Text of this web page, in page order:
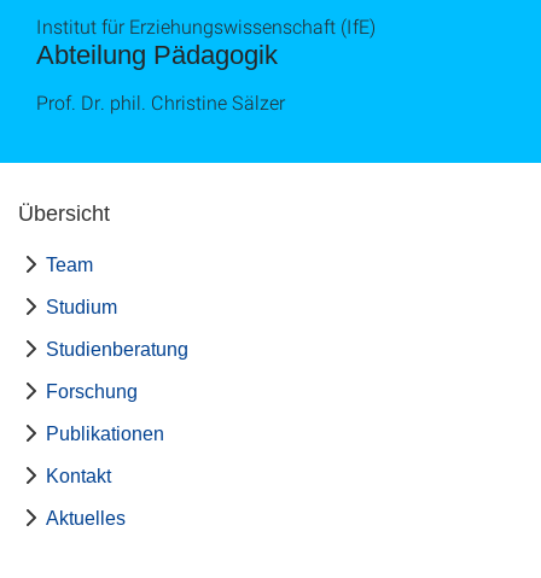
Abteilung Pädagogik
Institut für Erziehungswissenschaft (IfE)
Prof. Dr. phil. Christine Sälzer
Übersicht
Team
Studium
Studienberatung
Forschung
Publikationen
Kontakt
Aktuelles